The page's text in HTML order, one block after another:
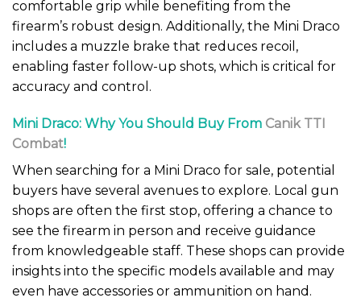
comfortable grip while benefiting from the
firearm’s robust design. Additionally, the Mini Draco
includes a muzzle brake that reduces recoil,
enabling faster follow-up shots, which is critical for
accuracy and control.
Mini Draco: Why You Should Buy From Canik TTI
Combat!
When searching for a Mini Draco for sale, potential
buyers have several avenues to explore. Local gun
shops are often the first stop, offering a chance to
see the firearm in person and receive guidance
from knowledgeable staff. These shops can provide
insights into the specific models available and may
even have accessories or ammunition on hand.